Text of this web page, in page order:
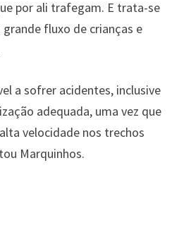
por ali trafegam. E trata-se
fluxo de crianças e
a sofrer acidentes, inclusive
adequada, uma vez que
velocidade nos trechos
Marquinhos.